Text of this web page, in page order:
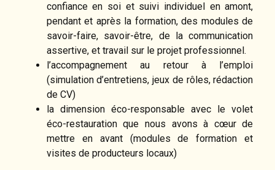
confiance en soi et suivi individuel en amont,
pendant et après la formation, des modules de
savoir-faire, savoir-être, de la communication
assertive, et travail sur le projet professionnel.
l’accompagnement au retour à l’emploi
(simulation d’entretiens, jeux de rôles, rédaction
de CV)
la dimension éco-responsable avec le volet
éco-restauration que nous avons à cœur de
mettre en avant (modules de formation et
visites de producteurs locaux)